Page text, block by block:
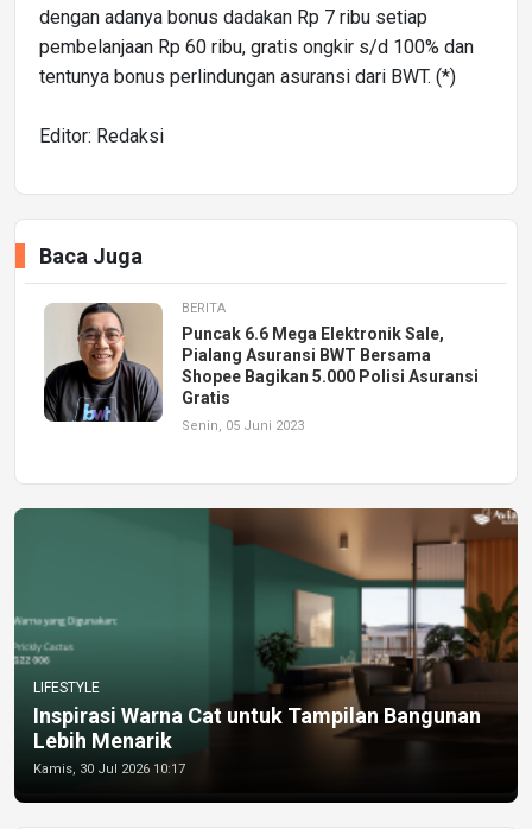
dengan adanya bonus dadakan Rp 7 ribu setiap
pembelanjaan Rp 60 ribu, gratis ongkir s/d 100% dan
tentunya bonus perlindungan asuransi dari BWT. (*)
Editor: Redaksi
Baca Juga
BERITA
Puncak 6.6 Mega Elektronik Sale,
Pialang Asuransi BWT Bersama
Shopee Bagikan 5.000 Polisi Asuransi
Gratis
Senin, 05 Juni 2023
LIFESTYLE
Inspirasi Warna Cat untuk Tampilan Bangunan
Lebih Menarik
Kamis, 30 Jul 2026 10:17